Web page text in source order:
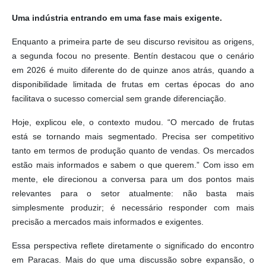
Uma indústria entrando em uma fase mais exigente.
Enquanto a primeira parte de seu discurso revisitou as origens,
a segunda focou no presente. Bentín destacou que o cenário
em 2026 é muito diferente do de quinze anos atrás, quando a
disponibilidade limitada de frutas em certas épocas do ano
facilitava o sucesso comercial sem grande diferenciação.
Hoje, explicou ele, o contexto mudou. “O mercado de frutas
está se tornando mais segmentado. Precisa ser competitivo
tanto em termos de produção quanto de vendas. Os mercados
estão mais informados e sabem o que querem.” Com isso em
mente, ele direcionou a conversa para um dos pontos mais
relevantes para o setor atualmente: não basta mais
simplesmente produzir; é necessário responder com mais
precisão a mercados mais informados e exigentes.
Essa perspectiva reflete diretamente o significado do encontro
em Paracas. Mais do que uma discussão sobre expansão, o